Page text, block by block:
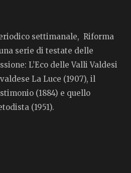
settimanale, Riforma
serie di testate delle
L’Eco delle Valli Valdesi
La Luce (1907), il
(1884) e quello
(1951).